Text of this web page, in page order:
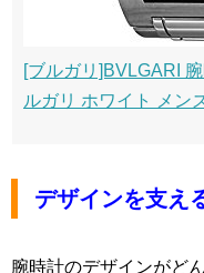
[ブルガリ]BVLGARI
ルガリ ホワイト メン
デザインを支え
腕時計のデザインがど